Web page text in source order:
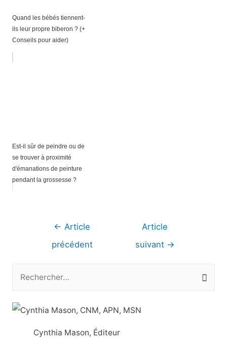
Quand les bébés tiennent-
ils leur propre biberon ? (+
Conseils pour aider)
Est-il sûr de peindre ou de
se trouver à proximité
d'émanations de peinture
pendant la grossesse ?
Navigation
← Article
précédent
Article
suivant →
c
Cynthia Mason, Éditeur